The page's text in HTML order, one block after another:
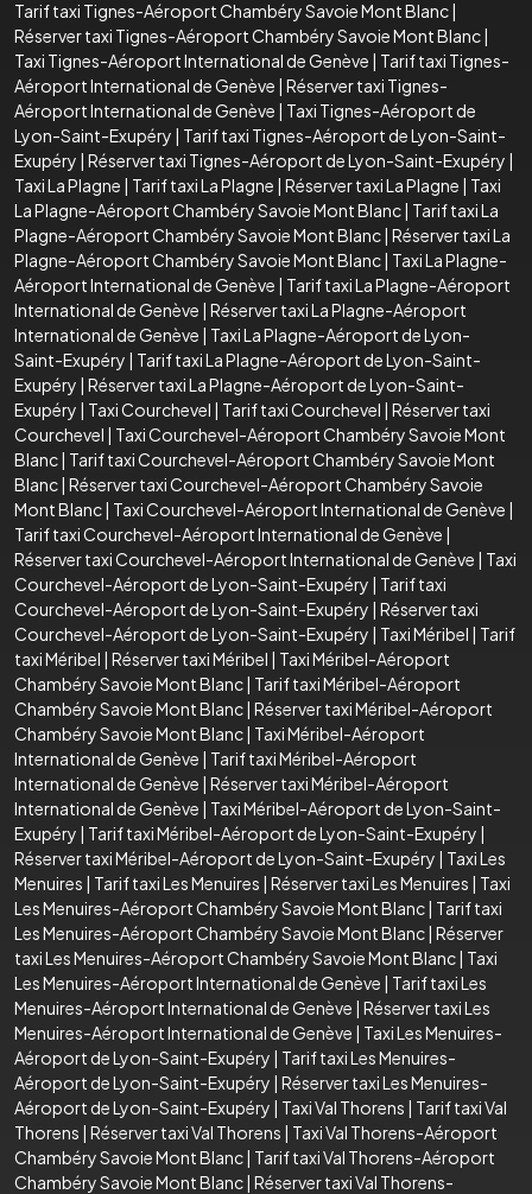
Tarif taxi Tignes-Aéroport Chambéry Savoie Mont Blanc|
Réserver taxi Tignes-Aéroport Chambéry Savoie Mont Blanc|
Taxi Tignes-Aéroport International de Genève | Tarif taxi Tignes-
Aéroport International de Genève | Réserver taxi Tignes-
Aéroport International de Genève | Taxi Tignes-Aéroport de
Lyon-Saint-Exupéry | Tarif taxi Tignes-Aéroport de Lyon-Saint-
Exupéry | Réserver taxi Tignes-Aéroport de Lyon-Saint-Exupéry |
Taxi La Plagne | Tarif taxi La Plagne | Réserver taxi La Plagne | Taxi
La Plagne-Aéroport Chambéry Savoie Mont Blanc| Tarif taxi La
Plagne-Aéroport Chambéry Savoie Mont Blanc| Réserver taxi La
Plagne-Aéroport Chambéry Savoie Mont Blanc| Taxi La Plagne-
Aéroport International de Genève | Tarif taxi La Plagne-Aéroport
International de Genève | Réserver taxi La Plagne-Aéroport
International de Genève | Taxi La Plagne-Aéroport de Lyon-
Saint-Exupéry | Tarif taxi La Plagne-Aéroport de Lyon-Saint-
Exupéry | Réserver taxi La Plagne-Aéroport de Lyon-Saint-
Exupéry | Taxi Courchevel | Tarif taxi Courchevel | Réserver taxi
Courchevel | Taxi Courchevel-Aéroport Chambéry Savoie Mont
Blanc| Tarif taxi Courchevel-Aéroport Chambéry Savoie Mont
Blanc| Réserver taxi Courchevel-Aéroport Chambéry Savoie
Mont Blanc| Taxi Courchevel-Aéroport International de Genève |
Tarif taxi Courchevel-Aéroport International de Genève |
Réserver taxi Courchevel-Aéroport International de Genève | Taxi
Courchevel-Aéroport de Lyon-Saint-Exupéry | Tarif taxi
Courchevel-Aéroport de Lyon-Saint-Exupéry | Réserver taxi
Courchevel-Aéroport de Lyon-Saint-Exupéry | Taxi Méribel | Tarif
taxi Méribel | Réserver taxi Méribel | Taxi Méribel-Aéroport
Chambéry Savoie Mont Blanc| Tarif taxi Méribel-Aéroport
Chambéry Savoie Mont Blanc| Réserver taxi Méribel-Aéroport
Chambéry Savoie Mont Blanc| Taxi Méribel-Aéroport
International de Genève | Tarif taxi Méribel-Aéroport
International de Genève | Réserver taxi Méribel-Aéroport
International de Genève | Taxi Méribel-Aéroport de Lyon-Saint-
Exupéry | Tarif taxi Méribel-Aéroport de Lyon-Saint-Exupéry |
Réserver taxi Méribel-Aéroport de Lyon-Saint-Exupéry | Taxi Les
Menuires | Tarif taxi Les Menuires | Réserver taxi Les Menuires | Taxi
Les Menuires-Aéroport Chambéry Savoie Mont Blanc| Tarif taxi
Les Menuires-Aéroport Chambéry Savoie Mont Blanc| Réserver
taxi Les Menuires-Aéroport Chambéry Savoie Mont Blanc| Taxi
Les Menuires-Aéroport International de Genève | Tarif taxi Les
Menuires-Aéroport International de Genève | Réserver taxi Les
Menuires-Aéroport International de Genève | Taxi Les Menuires-
Aéroport de Lyon-Saint-Exupéry | Tarif taxi Les Menuires-
Aéroport de Lyon-Saint-Exupéry | Réserver taxi Les Menuires-
Aéroport de Lyon-Saint-Exupéry | Taxi Val Thorens | Tarif taxi Val
Thorens | Réserver taxi Val Thorens | Taxi Val Thorens-Aéroport
Chambéry Savoie Mont Blanc| Tarif taxi Val Thorens-Aéroport
Chambéry Savoie Mont Blanc| Réserver taxi Val Thorens-